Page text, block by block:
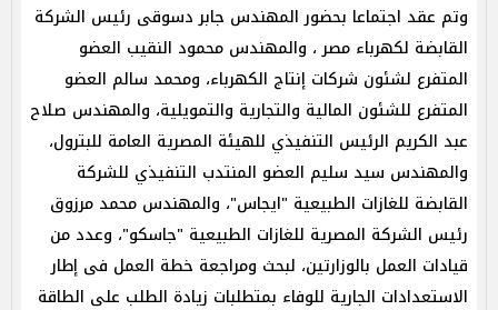
وتم عقد اجتماعا بحضور المهندس جابر دسوقى رئيس الشركة
القابضة لكهرباء مصر ، والمهندس محمود النقيب العضو
المتفرع لشئون شركات إنتاج الكهرباء، ومحمد سالم العضو
المتفرع للشئون المالية والتجارية والتمويلية، والمهندس صلاح
عبد الكريم الرئيس التنفيذي للهيئة المصرية العامة للبترول،
والمهندس سيد سليم العضو المنتدب التنفيذي للشركة
القابضة للغازات الطبيعية "ايجاس"، والمهندس محمد مرزوق
رئيس الشركة المصرية للغازات الطبيعية "جاسكو"، وعدد من
قيادات العمل بالوزارتين، لبحث ومراجعة خطة العمل فى إطار
الاستعدادات الجارية للوفاء بمتطلبات زيادة الطلب على الطاقة